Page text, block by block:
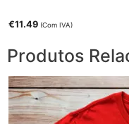
€11.49 (Com IVA)
Produtos